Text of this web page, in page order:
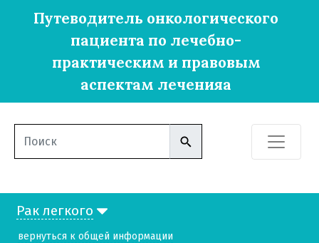
Путеводитель онкологического
пациента по лечебно-
практическим и правовым
аспектам леченияа
Рак легкого
вернуться к общей информации